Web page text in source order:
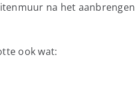
na het aanbrengen
ook wat: